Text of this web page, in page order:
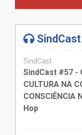
SindCast
SindCast
SindCast #57 -
CULTURA NA
CONSCIÊNCIA
Hop